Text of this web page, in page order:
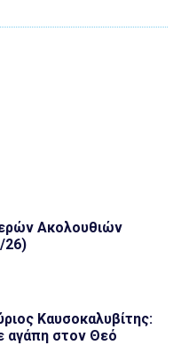
Ακολουθιών
26)
Καυσοκαλυβίτης:
αγάπη στον Θεό